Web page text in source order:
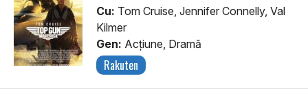
Cu: Tom Cruise, Jennifer Connelly, Val
Kilmer
Gen: Acţiune, Dramă
Rakuten